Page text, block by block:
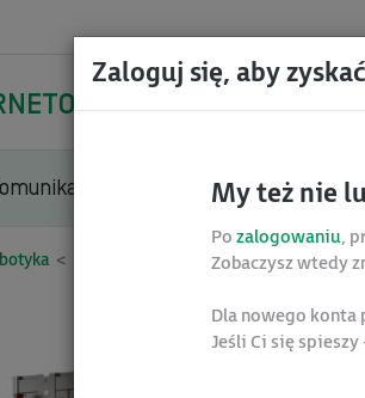
Napędy i robotyka
Roboty mobilne Agilox
Zaloguj się, aby
My też nie
Po zalogowaniu,
Zobaczysz wtedy
Dla nowego konta
Jeśli Ci się spieszy